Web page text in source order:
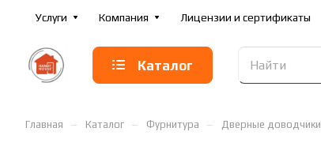
Услуги Компания Лицензии и сертификаты
Каталог
Главная – Каталог – Фурнитура – Дверные доводчики